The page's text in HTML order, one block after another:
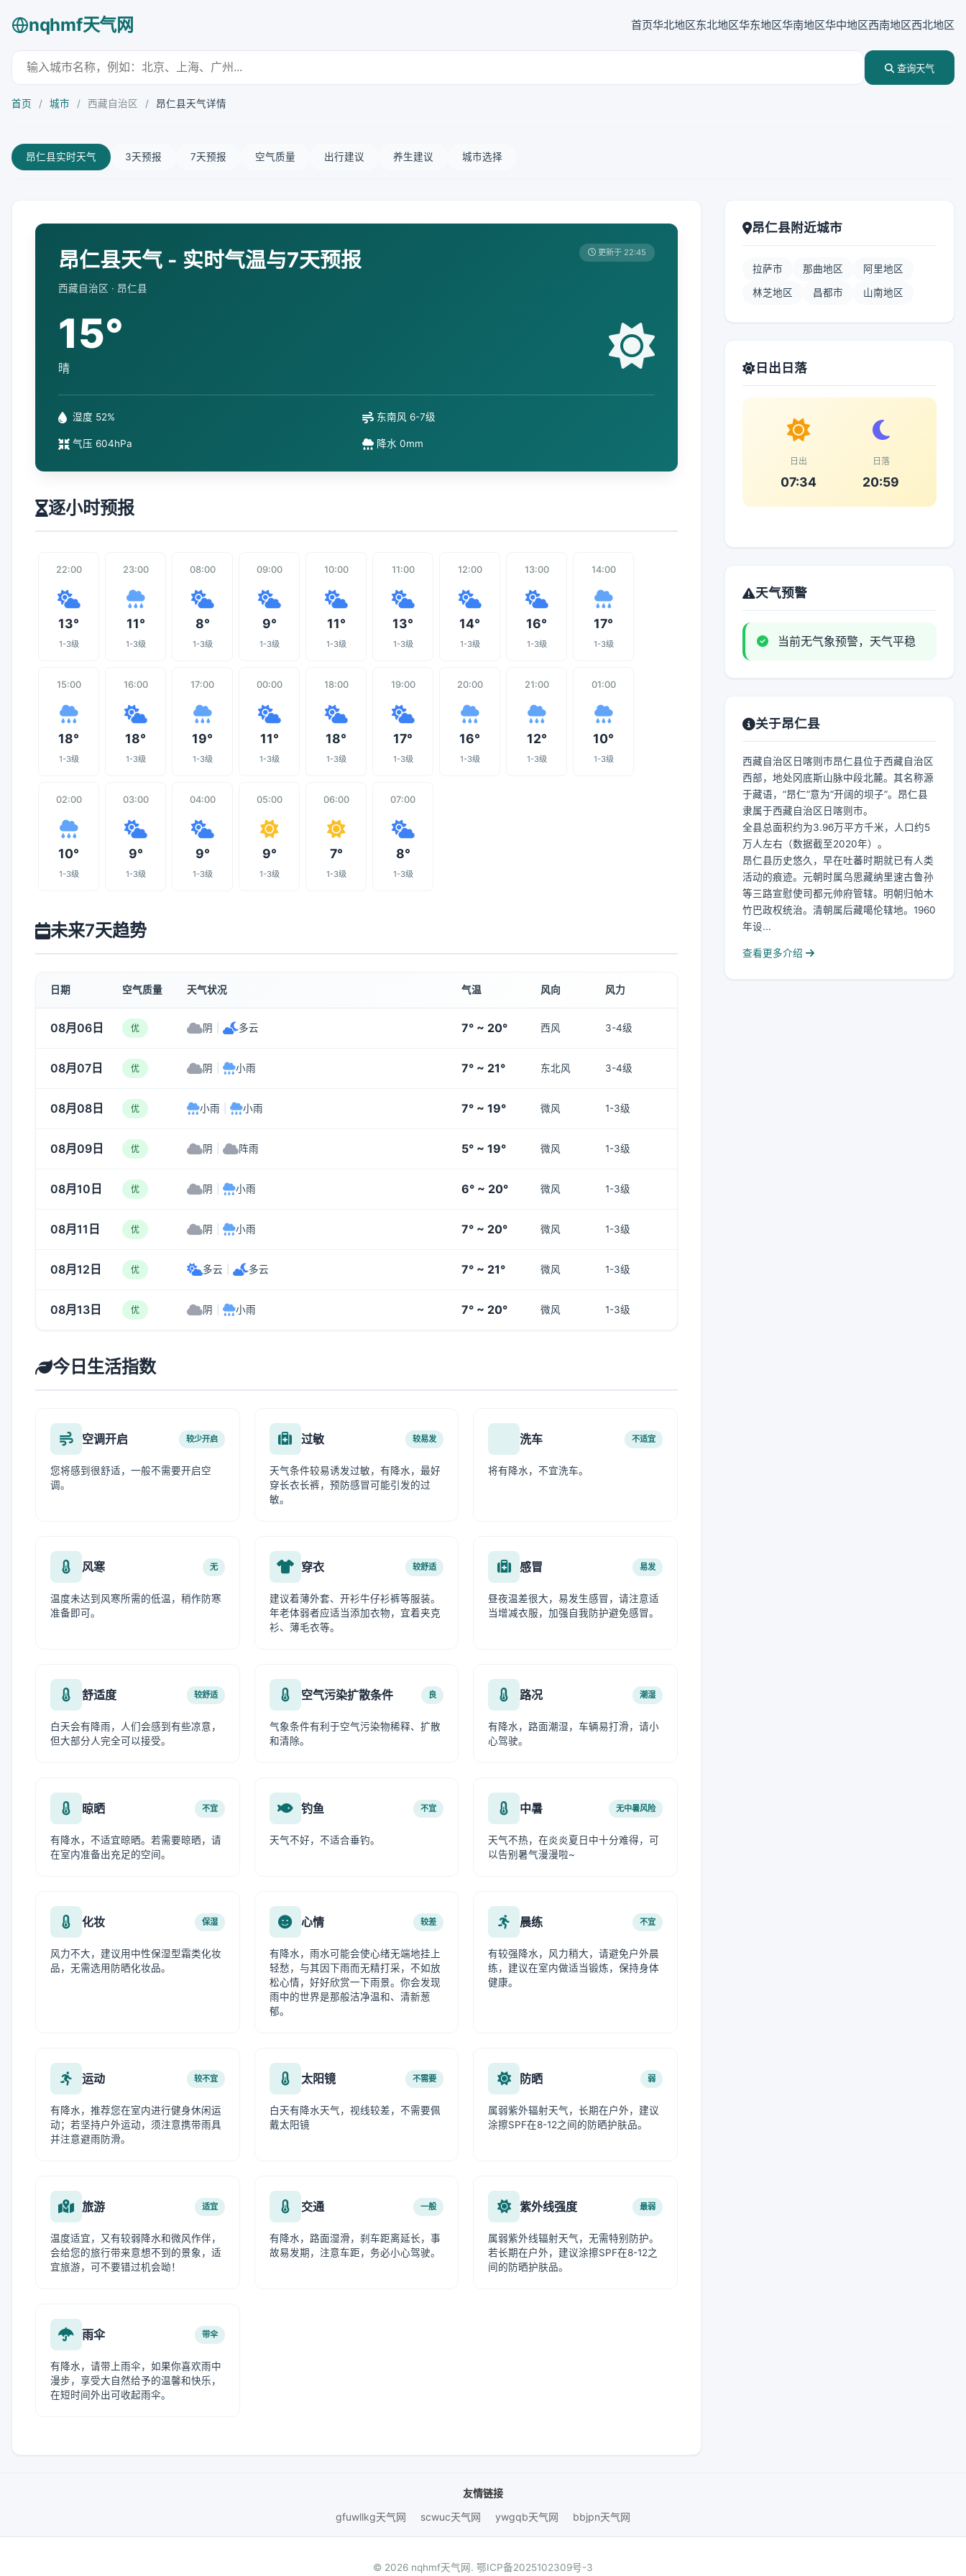
nqhmf天气网 首页华北地区东北地区华东地区华南地区华中地区西南地区西北地区
查询天气
首页 / 城市 / 西藏自治区 / 昂仁县天气详情
昂仁县实时天气 3天预报 7天预报 空气质量 出行建议 养生建议 城市选择
昂仁县天气 - 实时气温与7天预报
西藏自治区 · 昂仁县
更新于 22:45
15°
晴
湿度 52% 东南风 6-7级
气压 604hPa 降水 0mm
逐小时预报
22:00
13°
1-3级
23:00
11°
1-3级
08:00
8°
1-3级
09:00
9°
1-3级
10:00
11°
1-3级
11:00
13°
1-3级
12:00
14°
1-3级
13:00
16°
1-3级
14:00
17°
1-3级
15:00
18°
1-3级
16:00
18°
1-3级
17:00
19°
1-3级
00:00
11°
1-3级
18:00
18°
1-3级
19:00
17°
1-3级
20:00
16°
1-3级
21:00
12°
1-3级
01:00
10°
1-3级
02:00
10°
1-3级
03:00
9°
1-3级
04:00
9°
1-3级
05:00
9°
1-3级
06:00
7°
1-3级
07:00
8°
1-3级
未来7天趋势
日期 空气质量 天气状况 气温 风向 风力
08月06日 优 阴 多云 7° ~ 20° 西风 3-4级
08月07日 优 阴 小雨 7° ~ 21° 东北风 3-4级
08月08日 优 小雨 小雨 7° ~ 19° 微风 1-3级
08月09日 优 阴 阵雨 5° ~ 19° 微风 1-3级
08月10日 优 阴 小雨 6° ~ 20° 微风 1-3级
08月11日 优 阴 小雨 7° ~ 20° 微风 1-3级
08月12日 优 多云 多云 7° ~ 21° 微风 1-3级
08月13日 优 阴 小雨 7° ~ 20° 微风 1-3级
今日生活指数
空调开启 较少开启
您将感到很舒适，一般不需要开启空
调。
过敏 较易发
天气条件较易诱发过敏，有降水，最好
穿长衣长裤，预防感冒可能引发的过
敏。
洗车 不适宜
将有降水，不宜洗车。
风寒 无
温度未达到风寒所需的低温，稍作防寒
准备即可。
穿衣 较舒适
建议着薄外套、开衫牛仔衫裤等服装。
年老体弱者应适当添加衣物，宜着夹克
衫、薄毛衣等。
感冒 易发
昼夜温差很大，易发生感冒，请注意适
当增减衣服，加强自我防护避免感冒。
舒适度 较舒适
白天会有降雨，人们会感到有些凉意，
但大部分人完全可以接受。
空气污染扩散条件 良
气象条件有利于空气污染物稀释、扩散
和清除。
路况 潮湿
有降水，路面潮湿，车辆易打滑，请小
心驾驶。
晾晒 不宜
有降水，不适宜晾晒。若需要晾晒，请
在室内准备出充足的空间。
钓鱼 不宜
天气不好，不适合垂钓。
中暑 无中暑风险
天气不热，在炎炎夏日中十分难得，可
以告别暑气漫漫啦~
化妆 保湿
风力不大，建议用中性保湿型霜类化妆
品，无需选用防晒化妆品。
心情 较差
有降水，雨水可能会使心绪无端地挂上
轻愁，与其因下雨而无精打采，不如放
松心情，好好欣赏一下雨景。你会发现
雨中的世界是那般洁净温和、清新葱
郁。
晨练 不宜
有较强降水，风力稍大，请避免户外晨
练，建议在室内做适当锻炼，保持身体
健康。
运动 较不宜
有降水，推荐您在室内进行健身休闲运
动；若坚持户外运动，须注意携带雨具
并注意避雨防滑。
太阳镜 不需要
白天有降水天气，视线较差，不需要佩
戴太阳镜
防晒 弱
属弱紫外辐射天气，长期在户外，建议
涂擦SPF在8-12之间的防晒护肤品。
旅游 适宜
温度适宜，又有较弱降水和微风作伴，
会给您的旅行带来意想不到的景象，适
宜旅游，可不要错过机会呦！
交通 一般
有降水，路面湿滑，刹车距离延长，事
故易发期，注意车距，务必小心驾驶。
紫外线强度 最弱
属弱紫外线辐射天气，无需特别防护。
若长期在户外，建议涂擦SPF在8-12之
间的防晒护肤品。
雨伞 带伞
有降水，请带上雨伞，如果你喜欢雨中
漫步，享受大自然给予的温馨和快乐，
在短时间外出可收起雨伞。
昂仁县附近城市
拉萨市 那曲地区 阿里地区
林芝地区 昌都市 山南地区
日出日落
日出
07:34
日落
20:59
天气预警
当前无气象预警，天气平稳
关于昂仁县
西藏自治区日喀则市昂仁县位于西藏自治区
西部，地处冈底斯山脉中段北麓。其名称源
于藏语，“昂仁”意为“开阔的坝子”。昂仁县
隶属于西藏自治区日喀则市。
全县总面积约为3.96万平方千米，人口约5
万人左右（数据截至2020年）。
昂仁县历史悠久，早在吐蕃时期就已有人类
活动的痕迹。元朝时属乌思藏纳里速古鲁孙
等三路宣慰使司都元帅府管辖。明朝归帕木
竹巴政权统治。清朝属后藏噶伦辖地。1960
年设...
查看更多介绍
友情链接
gfuwllkg天气网
scwuc天气网 ywgqb天气网 bbjpn天气网
© 2026 nqhmf天气网. 鄂ICP备2025102309号-3